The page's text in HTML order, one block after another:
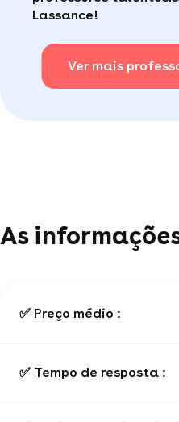
Para saber + acesse
mais frequentes.
Lassance!
Ver mais
As
✅ Preço médio :
✅ Tempo de resposta :